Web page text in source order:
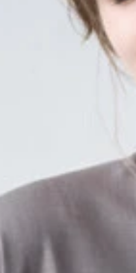
スクトップおよびディスプレ